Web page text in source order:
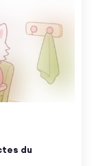
du